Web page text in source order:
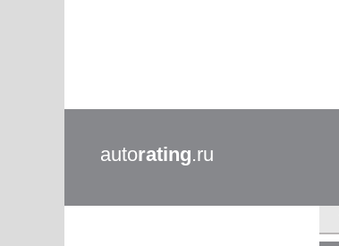
autorating.ru